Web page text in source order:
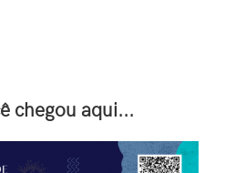
chegou aqui...